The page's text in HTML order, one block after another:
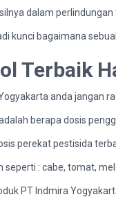
dalam
kunci bagaimana
Terbaik
anda jangan
berapa dosis
perekat pestisida
: cabe, tomat,
PT Indmira